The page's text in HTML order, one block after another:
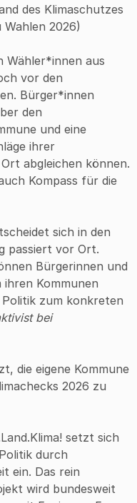
des Klimaschutzes
Wahlen 2026)
Wähler*innen aus
vor den
Bürger*innen
den
und eine
ihrer
abgleichen können.
Kompass für die
sich in den
passiert vor Ort.
Bürgerinnen und
Kommunen
zum konkreten
bei
die eigene Kommune
2026 zu
setzt sich
durch
ein. Das rein
wird bundesweit